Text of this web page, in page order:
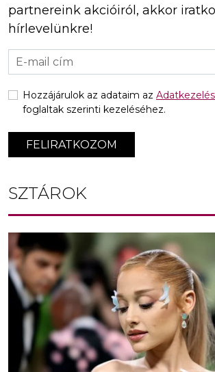
partnereink akcióiról, akkor
hírlevelünkre!
FELIRATKOZOM
Hozzájárulok az adataim az
foglaltak szerinti kezeléséhez.
SZTÁROK